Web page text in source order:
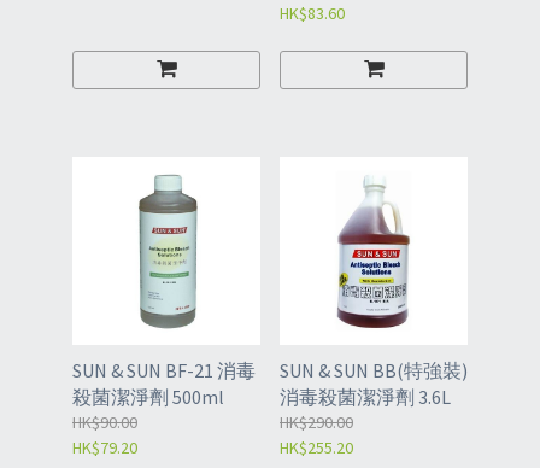
HK$83.60
SUN & SUN BF-21 消毒
殺菌潔淨劑 500ml
HK$90.00
HK$79.20
SUN & SUN BB(特強裝)
消毒殺菌潔淨劑 3.6L
HK$290.00
HK$255.20